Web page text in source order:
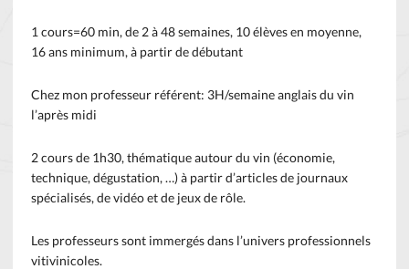
1 cours=60 min, de 2 à 48 semaines, 10 élèves en moyenne,
16 ans minimum, à partir de débutant
Chez mon professeur référent: 3H/semaine anglais du vin
l’après midi
2 cours de 1h30, thématique autour du vin (économie,
technique, dégustation, …) à partir d’articles de journaux
spécialisés, de vidéo et de jeux de rôle.
Les professeurs sont immergés dans l’univers professionnels
vitivinicoles.